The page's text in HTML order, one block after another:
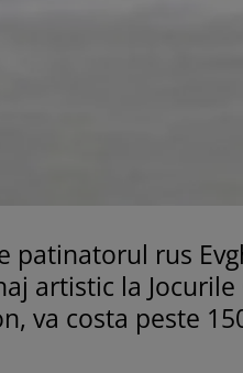
patinatorul rus
artistic la
va costa peste